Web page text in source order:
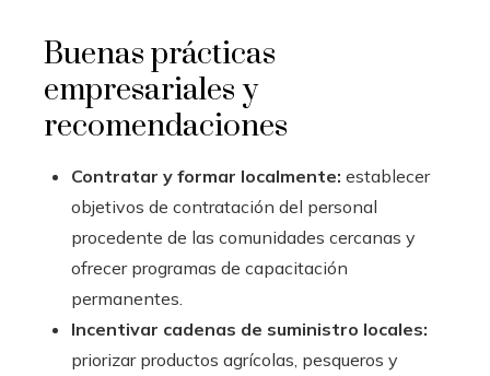
Buenas prácticas
empresariales y
recomendaciones
Contratar y formar localmente: establecer
objetivos de contratación del personal
procedente de las comunidades cercanas y
ofrecer programas de capacitación
permanentes.
Incentivar cadenas de suministro locales:
priorizar productos agrícolas, pesqueros y